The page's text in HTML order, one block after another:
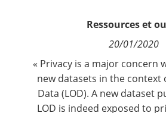
Nous suivre
Ressources et
20/01/2020
« Privacy is a major concern
new datasets in the context
Data (LOD). A new dataset
LOD is indeed exposed to